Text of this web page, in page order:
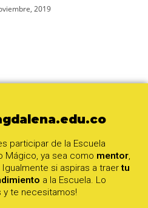
2019
participar de la Escuela
Mágico, ya sea como mentor,
Igualmente si aspiras a traertu
a la Escuela. Lo
y te necesitamos!